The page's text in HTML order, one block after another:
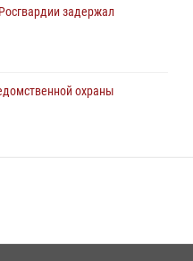
задержал
охраны
вещество через